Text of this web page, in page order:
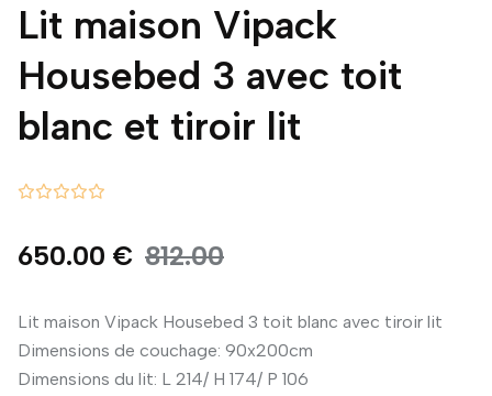
Lit maison Vipack
Housebed 3 avec toit
blanc et tiroir lit
650.00 € 812.00
Lit maison Vipack Housebed 3 toit blanc avec tiroir lit
Dimensions de couchage: 90x200cm
Dimensions du lit: L 214/ H 174/ P 106